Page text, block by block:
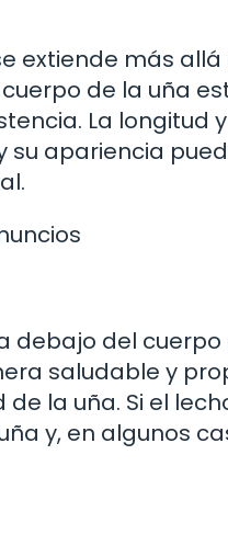
extiende más
de la uña
La longitud
su apariencia
debajo del cuerpo
saludable y
la uña. Si el
y, en algunos